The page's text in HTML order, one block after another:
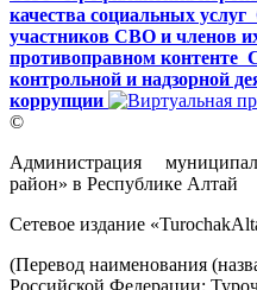
качества социальных услуг
участников СВО и членов
противоправном контенте
контрольной и надзорной
коррупции
©
Администрация
район» в Республике Алтай
Сетевое издание
(Перевод наименования
Российской Федерации: